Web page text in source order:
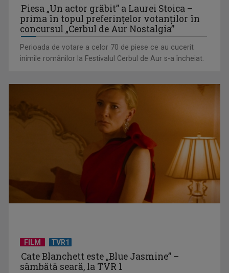
Horoscopul zilei de 14 iulie
Horoscopul zilei de 13 iulie
Piesa „Un actor grăbit” a Laurei Stoica –
prima în topul preferinţelor votanţilor în
concursul „Cerbul de Aur Nostalgia”
Perioada de votare a celor 70 de piese ce au cucerit
inimile românilor la Festivalul Cerbul de Aur s-a încheiat.
FILM TVR1
Cate Blanchett este „Blue Jasmine” –
sâmbătă seară, la TVR 1